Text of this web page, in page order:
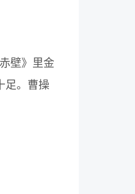
壁》里金
足。曹操